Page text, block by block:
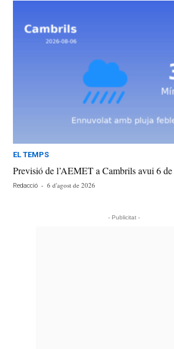
EL TEMPS
Previsió de l’AEMET a Cambrils avui 6
Redacció - 6 d'agost de 2026
- Publicitat -